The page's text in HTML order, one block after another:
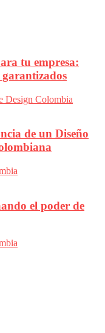
tu empresa:
garantizados
Design Colombia
de un Diseño
el poder de